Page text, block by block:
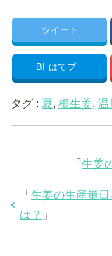
ツイート
B! はてブ
タグ : 夏, 根生姜, 温
「 生姜
「 生姜の生産量
は？ 」